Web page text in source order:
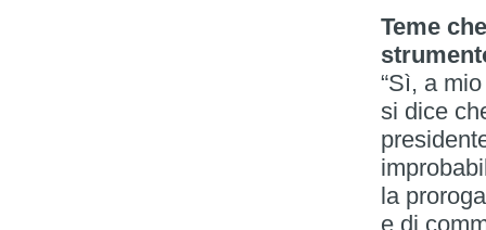
Teme
“Sì, a
si dice
la
e di